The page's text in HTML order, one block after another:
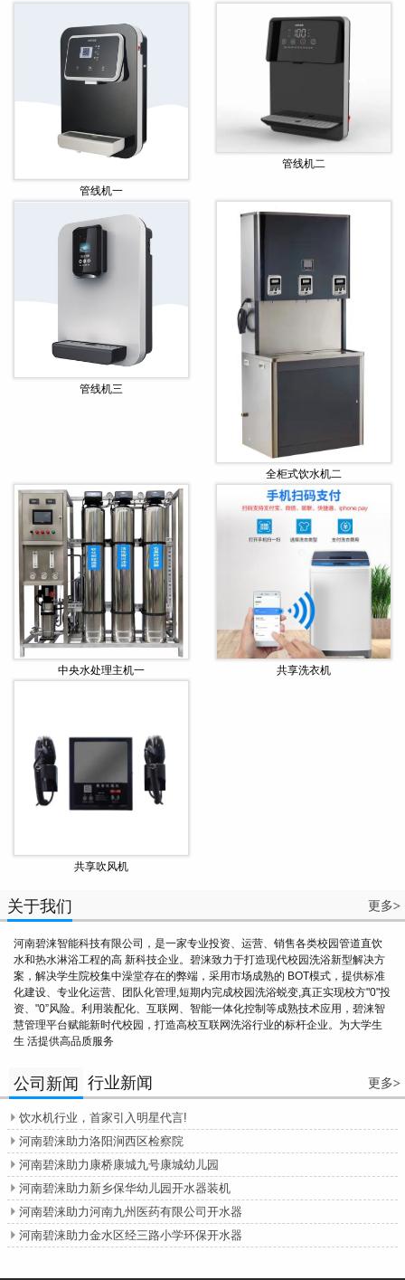
管线机一
管线机二
管线机三
全柜式饮水机二
中央水处理主机一 共享洗衣机
共享吹风机
关于我们 更多>
河南碧涞智能科技有限公司，是一家专业投资、运营、销售各类校园管道直饮
水和热水淋浴工程的高 新科技企业。碧涞致力于打造现代校园洗浴新型解决方
案，解决学生院校集中澡堂存在的弊端，采用市场成熟的 BOT模式，提供标准
化建设、专业化运营、团队化管理,短期内完成校园洗浴蜕变,真正实现校方"0"投
资、"0”风险。利用装配化、互联网、智能一体化控制等成熟技术应用，碧涞智
慧管理平台赋能新时代校园，打造高校互联网洗浴行业的标杆企业。为大学生
生 活提供高品质服务
公司新闻 行业新闻 更多>
 饮水机行业，首家引入明星代言!
 河南碧涞助力洛阳涧西区检察院
 河南碧涞助力康桥康城九号康城幼儿园
 河南碧涞助力新乡保华幼儿园开水器装机
 河南碧涞助力河南九州医药有限公司开水器
 河南碧涞助力金水区经三路小学环保开水器